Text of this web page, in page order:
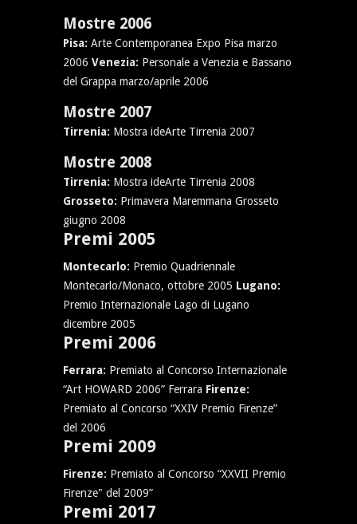
Mostre 2006
Pisa: Arte Contemporanea Expo Pisa marzo
2006 Venezia: Personale a Venezia e Bassano
del Grappa marzo/aprile 2006
Mostre 2007
Tirrenia: Mostra ideArte Tirrenia 2007
Mostre 2008
Tirrenia: Mostra ideArte Tirrenia 2008
Grosseto: Primavera Maremmana Grosseto
giugno 2008
Premi 2005
Montecarlo: Premio Quadriennale
Montecarlo/Monaco, ottobre 2005 Lugano:
Premio Internazionale Lago di Lugano
dicembre 2005
Premi 2006
Ferrara: Premiato al Concorso Internazionale
“Art HOWARD 2006” Ferrara Firenze:
Premiato al Concorso “XXIV Premio Firenze”
del 2006
Premi 2009
Firenze: Premiato al Concorso “XXVII Premio
Firenze" del 2009”
Premi 2017